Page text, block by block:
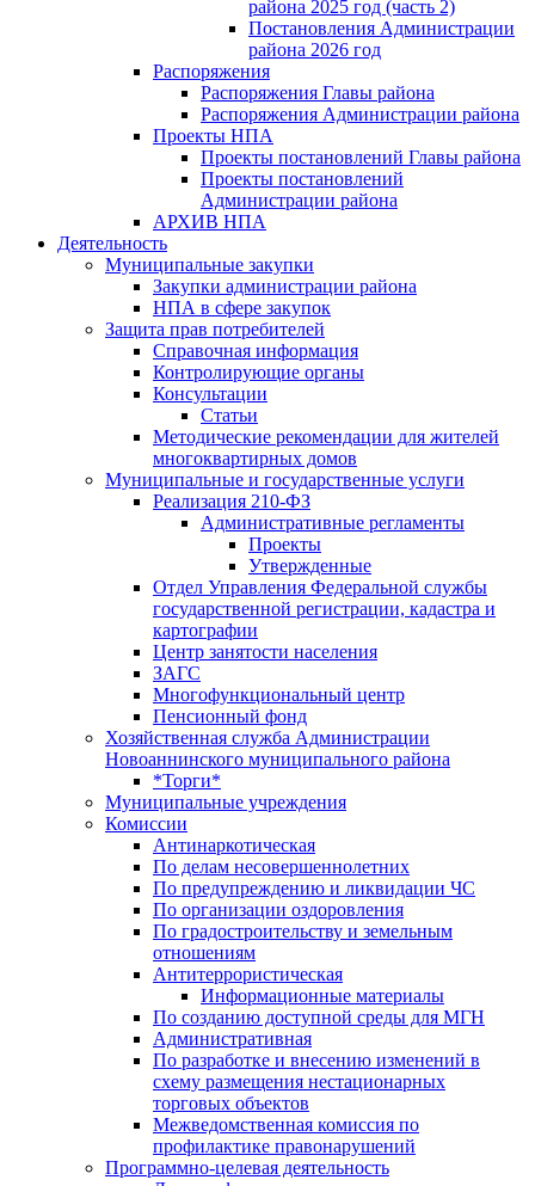
района 2025 год (часть 2)
Постановления Администрации
района 2026 год
Распоряжения
Распоряжения Главы района
Распоряжения Администрации района
Проекты НПА
Проекты постановлений Главы района
Проекты постановлений
Администрации района
АРХИВ НПА
Деятельность
Муниципальные закупки
Закупки администрации района
НПА в сфере закупок
Защита прав потребителей
Справочная информация
Контролирующие органы
Консультации
Статьи
Методические рекомендации для жителей
многоквартирных домов
Муниципальные и государственные услуги
Реализация 210-ФЗ
Административные регламенты
Проекты
Утвержденные
Отдел Управления Федеральной службы
государственной регистрации, кадастра и
картографии
Центр занятоcти населения
ЗАГС
Многофункциональный центр
Пенсионный фонд
Хозяйственная служба Администрации
Новоаннинского муниципального района
*Торги*
Муниципальные учреждения
Комиссии
Антинаркотическая
По делам несовершеннолетних
По предупреждению и ликвидации ЧС
По организации оздоровления
По градостроительству и земельным
отношениям
Антитеррористическая
Информационные материалы
По созданию доступной среды для МГН
Административная
По разработке и внесению изменений в
схему размещения нестационарных
торговых объектов
Межведомственная комиссия по
профилактике правонарушений
Программно-целевая деятельность